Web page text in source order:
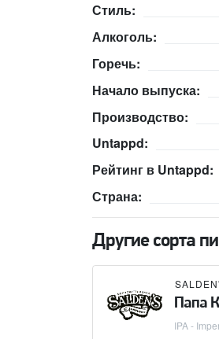
Стиль:
Алкоголь:
Горечь:
Начало выпуска:
Производство:
Untappd:
Рейтинг в Untappd:
Страна:
Другие сорта
Папа
IPA -